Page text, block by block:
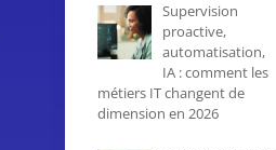
Supervision
proactive,
automatisation,
IA : comment les
métiers IT changent de
dimension en 2026